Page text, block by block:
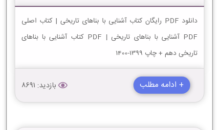
دانلود PDF رایگان کتاب آشنایی با بناهای تاریخی | کتاب اصلی
PDF آشنایی با بناهای تاریخی | PDF کتاب آشنایی با بناهای
تاریخی دهم + چاپ 1399-1400
+ ادامه مطلب بازدید: 8691